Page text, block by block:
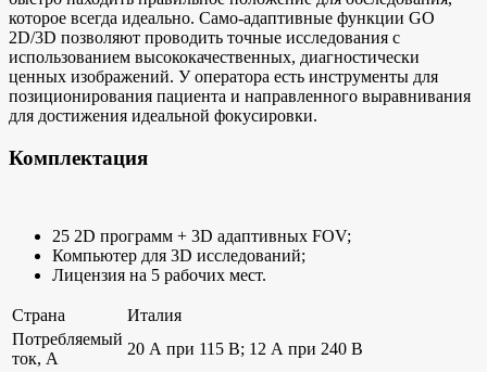
которое всегда идеально. Само-адаптивные функции GO
2D/3D позволяют проводить точные исследования с
использованием высококачественных, диагностически
ценных изображений. У оператора есть инструменты для
позиционирования пациента и направленного выравнивания
для достижения идеальной фокусировки.
Комплектация
25 2D программ + 3D адаптивных FOV;
Компьютер для 3D исследований;
Лицензия на 5 рабочих мест.
Страна
Италия
Потребляемый
ток, А
20 А при 115 В; 12 А при 240 В